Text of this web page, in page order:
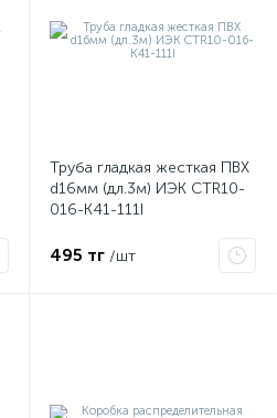
Труба гладкая жесткая ПВХ
d16мм (дл.3м) ИЭК CTR10-
016-K41-111I
495 тг /шт